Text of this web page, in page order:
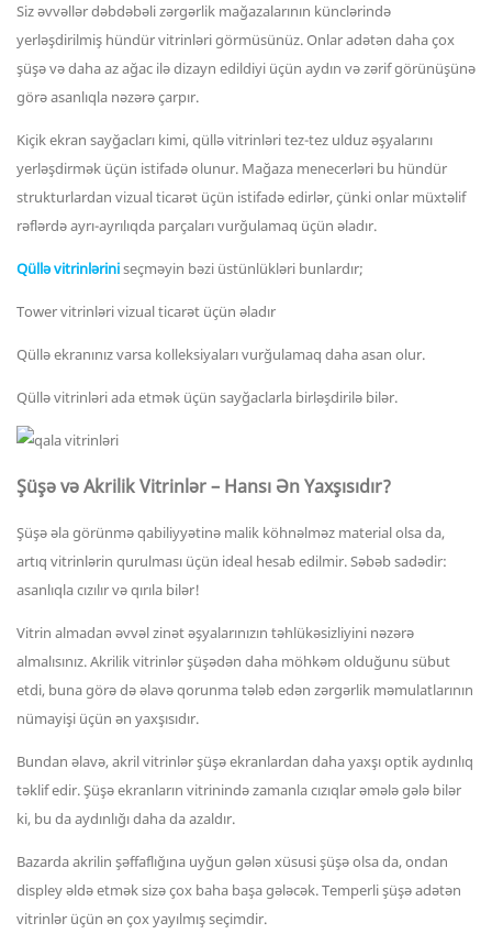
Siz əvvəllər dəbdəbəli zərgərlik mağazalarının künclərində
yerləşdirilmiş hündür vitrinləri görmüsünüz. Onlar adətən daha çox
şüşə və daha az ağac ilə dizayn edildiyi üçün aydın və zərif görünüşünə
görə asanlıqla nəzərə çarpır.
Kiçik ekran sayğacları kimi, qüllə vitrinləri tez-tez ulduz əşyalarını
yerləşdirmək üçün istifadə olunur. Mağaza menecerləri bu hündür
strukturlardan vizual ticarət üçün istifadə edirlər, çünki onlar müxtəlif
rəflərdə ayrı-ayrılıqda parçaları vurğulamaq üçün əladır.
Qüllə vitrinləriniseçməyin bəzi üstünlükləri bunlardır;
Tower vitrinləri vizual ticarət üçün əladır
Qüllə ekranınız varsa kolleksiyaları vurğulamaq daha asan olur.
Qüllə vitrinləri ada etmək üçün sayğaclarla birləşdirilə bilər.
Şüşə və Akrilik Vitrinlər – Hansı Ən Yaxşısıdır?
Şüşə əla görünmə qabiliyyətinə malik köhnəlməz material olsa da,
artıq vitrinlərin qurulması üçün ideal hesab edilmir. Səbəb sadədir:
asanlıqla cızılır və qırıla bilər!
Vitrin almadan əvvəl zinət əşyalarınızın təhlükəsizliyini nəzərə
almalısınız. Akrilik vitrinlər şüşədən daha möhkəm olduğunu sübut
etdi, buna görə də əlavə qorunma tələb edən zərgərlik məmulatlarının
nümayişi üçün ən yaxşısıdır.
Bundan əlavə, akril vitrinlər şüşə ekranlardan daha yaxşı optik aydınlıq
təklif edir. Şüşə ekranların vitrinində zamanla cızıqlar əmələ gələ bilər
ki, bu da aydınlığı daha da azaldır.
Bazarda akrilin şəffaflığına uyğun gələn xüsusi şüşə olsa da, ondan
displey əldə etmək sizə çox baha başa gələcək. Temperli şüşə adətən
vitrinlər üçün ən çox yayılmış seçimdir.